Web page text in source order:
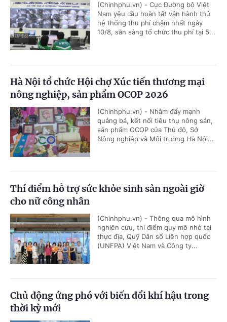
(Chinhphu.vn) - Cục Đường bộ Việt
Nam yêu cầu hoàn tất vận hành thử
hệ thống thu phí chậm nhất ngày
10/8, sẵn sàng tổ chức thu phí tại 5...
Hà Nội tổ chức Hội chợ Xúc tiến thương mại
nông nghiệp, sản phẩm OCOP 2026
(Chinhphu.vn) - Nhằm đẩy mạnh
quảng bá, kết nối tiêu thụ nông sản,
sản phẩm OCOP của Thủ đô, Sở
Nông nghiệp và Môi trường Hà Nội...
Thí điểm hỗ trợ sức khỏe sinh sản ngoài giờ
cho nữ công nhân
(Chinhphu.vn) - Thông qua mô hình
nghiên cứu, thí điểm quy mô nhỏ tại
thực địa, Quỹ Dân số Liên hợp quốc
(UNFPA) Việt Nam và Công ty...
Chủ động ứng phó với biến đổi khí hậu trong
thời kỳ mới